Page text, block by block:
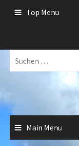
Top Menu
nach:
Main Menu